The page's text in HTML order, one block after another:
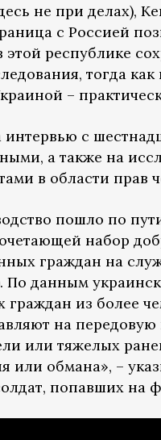
не при делах),
с Россией
этой республике
тогда
–
интервью с
а также на
в области прав
пошло по
набор
граждан на
данным
граждан из более
на
или тяжелых
или обмана», –
попавших на